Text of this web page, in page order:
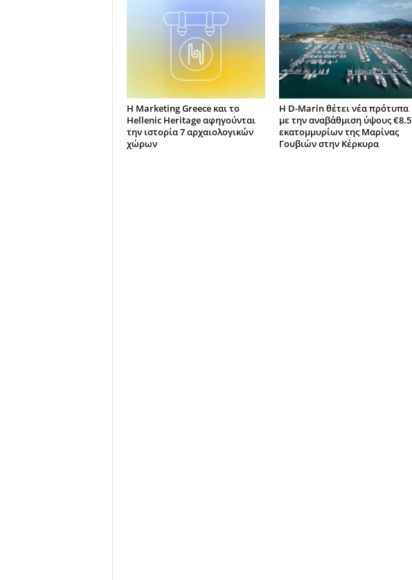
Η Marketing Greece και το
Hellenic Heritage αφηγούνται
την ιστορία 7 αρχαιολογικών
χώρων
Η D-Marin θέτει νέα πρότυπα
με την αναβάθμιση ύψους €8.5
εκατομμυρίων της Μαρίνας
Γουβιών στην Κέρκυρα